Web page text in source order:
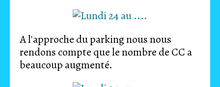
A l'approche du parking nous nous
rendons compte que le nombre de CC a
beaucoup augmenté.